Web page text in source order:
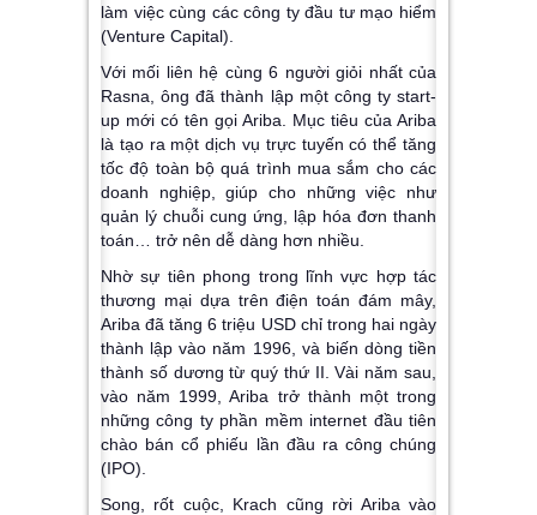
làm việc cùng các công ty đầu tư mạo hiểm
(Venture Capital).
Với mối liên hệ cùng 6 người giỏi nhất của
Rasna, ông đã thành lập một công ty start-
up mới có tên gọi Ariba. Mục tiêu của Ariba
là tạo ra một dịch vụ trực tuyến có thể tăng
tốc độ toàn bộ quá trình mua sắm cho các
doanh nghiệp, giúp cho những việc như
quản lý chuỗi cung ứng, lập hóa đơn thanh
toán… trở nên dễ dàng hơn nhiều.
Nhờ sự tiên phong trong lĩnh vực hợp tác
thương mại dựa trên điện toán đám mây,
Ariba đã tăng 6 triệu USD chỉ trong hai ngày
thành lập vào năm 1996, và biến dòng tiền
thành số dương từ quý thứ II. Vài năm sau,
vào năm 1999, Ariba trở thành một trong
những công ty phần mềm internet đầu tiên
chào bán cổ phiếu lần đầu ra công chúng
(IPO).
Song, rốt cuộc, Krach cũng rời Ariba vào